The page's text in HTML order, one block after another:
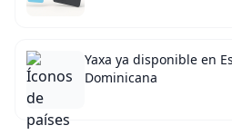
Yaxa ya disponible en
Dominicana